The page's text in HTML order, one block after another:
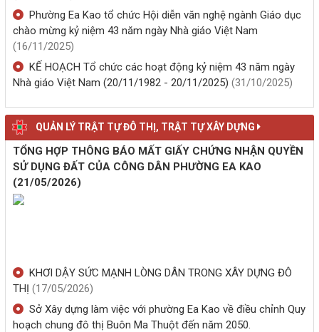
Phường Ea Kao tổ chức Hội diễn văn nghệ ngành Giáo dục
chào mừng kỷ niệm 43 năm ngày Nhà giáo Việt Nam
(16/11/2025)
KẾ HOẠCH Tổ chức các hoạt động kỷ niệm 43 năm ngày
Nhà giáo Việt Nam (20/11/1982 - 20/11/2025) (31/10/2025)
QUẢN LÝ TRẬT TỰ ĐÔ THỊ, TRẬT TỰ XÂY DỰNG
TỔNG HỢP THÔNG BÁO MẤT GIẤY CHỨNG NHẬN QUYỀN
SỬ DỤNG ĐẤT CỦA CÔNG DÂN PHƯỜNG EA KAO
(21/05/2026)
KHƠI DẬY SỨC MẠNH LÒNG DÂN TRONG XÂY DỰNG ĐÔ
THỊ (17/05/2026)
Sở Xây dựng làm việc với phường Ea Kao về điều chỉnh Quy
hoạch chung đô thị Buôn Ma Thuột đến năm 2050.